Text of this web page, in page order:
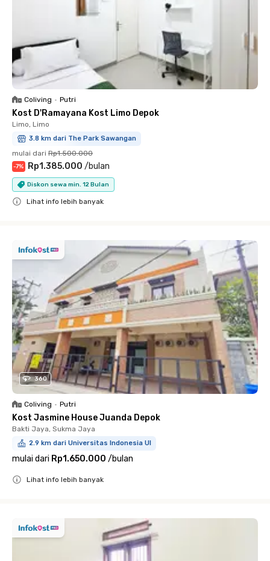
Coliving • Putri
Kost D'Ramayana Kost Limo Depok
Limo, Limo
3.8 km dari The Park Sawangan
mulai dari Rp1.500.000
-7% Rp1.385.000 /bulan
Diskon sewa min. 12 Bulan
Lihat info lebih banyak
360
Coliving • Putri
Kost Jasmine House Juanda Depok
Bakti Jaya, Sukma Jaya
2.9 km dari Universitas Indonesia UI
mulai dari Rp1.650.000 /bulan
Lihat info lebih banyak